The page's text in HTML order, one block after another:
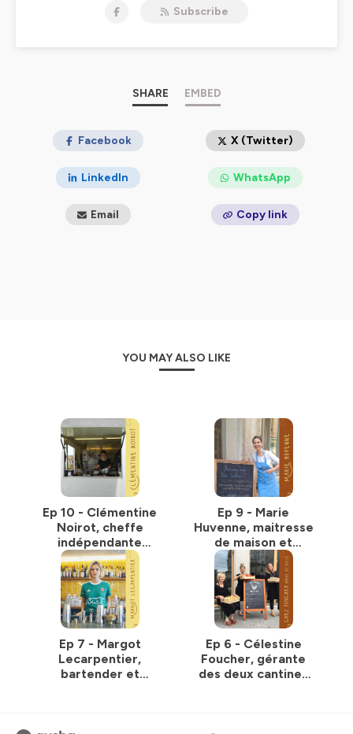
l'édifice en visibilisant le travail et l'engagement de
le quotidien, hors du feu des projecteurs.
De bouche à oreille, une conversation informelle autour
J'espère que vous prendrez plaisir à les écouter.
projets, merci de votre soutien et de votre indulgence.
Crédits :Idée originale : Lio Guidoni / Interview et
montage : Lio Guidoni / Musique : Lars Holdaas
Subscribe
SHARE EMBED
Facebook X (Twitter)
LinkedIn WhatsApp
Email Copy link
YOU MAY ALSO LIKE
Ep 10 - Clémentine
Noirot, cheffe
indépendante
spécialisée dans la
cantine cinéma
Ep 9 - Marie
Huvenne, maitresse
de maison et
développeuse de
talent chez Les
Petites Cantines à
Lyon
Ep 7 - Margot
Lecarpentier,
bartender et
Ep 6 - Célestine
Foucher, gérante
des deux cantines